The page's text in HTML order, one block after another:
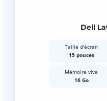
Dell
Taille d'écran
15 pouces
Mémoire vive
16 Go